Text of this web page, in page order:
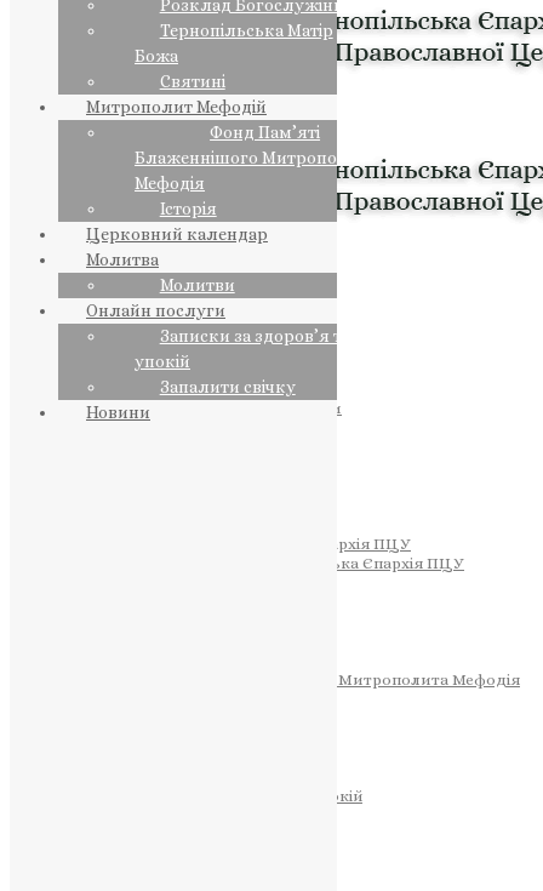
ПРЕДСТОЯТЕЛЬ
Православна Церква України
Тернопільсько-Бучацька Єпархія ПЦУ
Тернопільсько-Теребовлянська Єпархія ПЦУ
Фонд Пам’яті Блаженнішого Митрополита Мефодія
Записки за здоров’я та за упокій
Розклад Богослужінь
Тернопільська Матір
Божа
Святині
Митрополит Мефодій
Фонд Пам’яті
Блаженнішого Митрополита
Мефодія
Історія
Церковний календар
Молитва
Молитви
Онлайн послуги
Записки за здоров’я та за
упокій
Запалити свічку
Новини